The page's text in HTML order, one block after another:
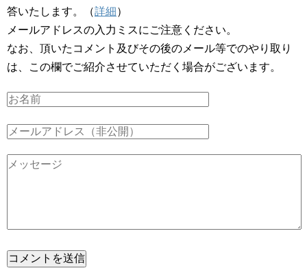
答いたします。（詳細）
メールアドレスの入力ミスにご注意ください。
なお、頂いたコメント及びその後のメール等でのやり取り
は、この欄でご紹介させていただく場合がございます。